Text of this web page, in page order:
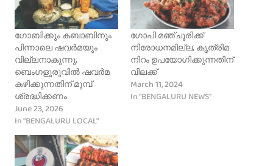
ഗോബിക്കും കബാബിനും
പിന്നാലെ ഷവർമയും
വില്ലനാകുന്നു;
ബെംഗളൂരുവിൽ ഷവർമ
കഴിക്കുന്നതിന് മുമ്പ്
ശ്രദ്ധിക്കണം
June 23, 2026
In "BENGALURU LOCAL"
ഗോപി മഞ്ചൂരിക്ക്
നിരോധനമില്ല; കൃത്രിമ
നിറം ഉപയോഗിക്കുന്നതിന്
വിലക്ക്
March 11, 2024
In "BENGALURU NEWS"